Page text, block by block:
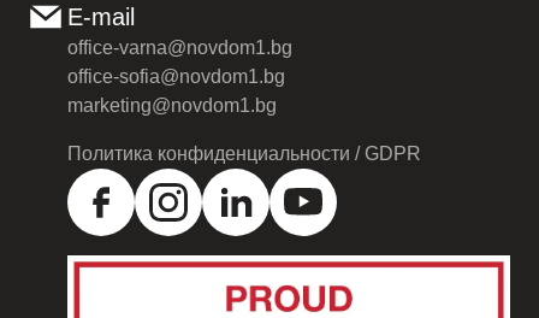
E-mail
office-varna@novdom1.bg
office-sofia@novdom1.bg
marketing@novdom1.bg
Политика конфиденциальности / GDPR